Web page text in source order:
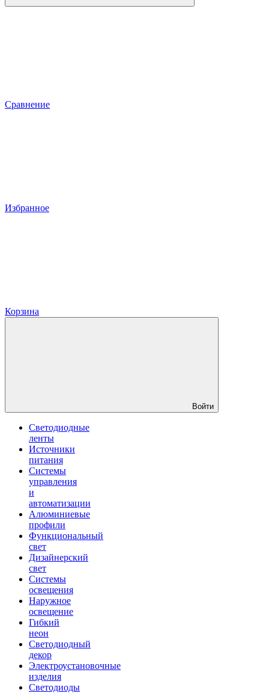
Сравнение
Избранное
Корзина
Войти
Светодиодные
ленты
Источники
питания
Системы
управления
и
автоматизации
Алюминиевые
профили
Функциональный
свет
Дизайнерский
свет
Системы
освещения
Наружное
освещение
Гибкий
неон
Светодиодный
декор
Электроустановочные
изделия
Светодиоды